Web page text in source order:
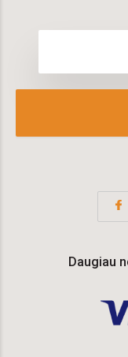
Daugiau